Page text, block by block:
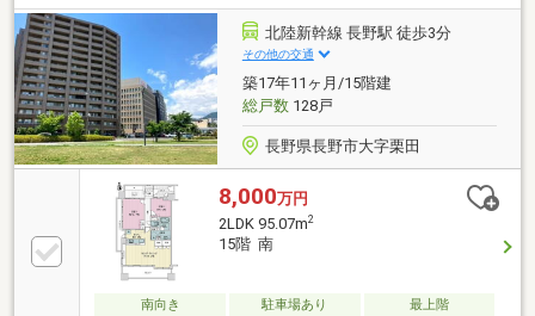
北陸新幹線 長野駅 徒歩3分
その他の交通
築17年11ヶ月/15階建
総戸数128戸
長野県長野市大字栗田
8,000万円
2LDK 95.07m2
15階 南
南向き 駐車場あり 最上階